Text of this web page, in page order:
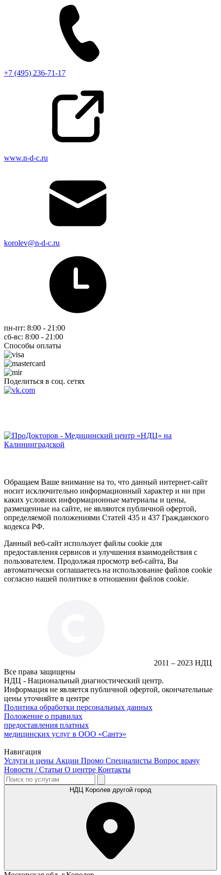
+7 (495) 236-71-17
www.n-d-c.ru
korolev@n-d-c.ru
пн-пт: 8:00 - 21:00
сб-вс: 8:00 - 21:00
Способы оплаты
Поделиться в соц. сетях
Обращаем Ваше внимание на то, что данный интернет-сайт
носит исключительно информационный характер и ни при
каких условиях информационные материалы и цены,
размещенные на сайте, не являются публичной офертой,
определяемой положениями Статей 435 и 437 Гражданского
кодекса РФ.
Данный веб-сайт использует файлы cookie для
предоставления сервисов и улучшения взаимодействия с
пользователем. Продолжая просмотр веб-сайта, Вы
автоматически соглашаетесь на использование файлов cookie
согласно нашей политике в отношении файлов cookie.
2011 – 2023 НДЦ
Все права защищены
НДЦ - Национальный диагностический центр.
Информация не является публичной офертой, окончательные
цены уточняйте в центре
Политика обработки персональных данных
Положение о правилах
предоставления платных
медицинских услуг в ООО «Сантэ»
Навигация
Услуги и цены Акции Промо Специалисты Вопрос врачу
Новости / Статьи О центре Контакты
НДЦ Королев другой город